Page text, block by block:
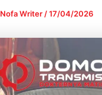
Nofa Writer /17/04/2026